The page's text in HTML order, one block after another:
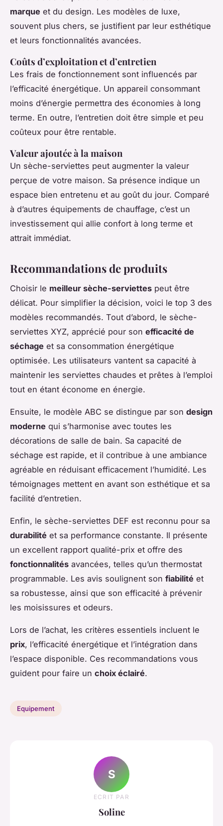
marque et du design. Les modèles de luxe,
souvent plus chers, se justifient par leur esthétique
et leurs fonctionnalités avancées.
Coûts d’exploitation et d’entretien
Les frais de fonctionnement sont influencés par
l’efficacité énergétique. Un appareil consommant
moins d’énergie permettra des économies à long
terme. En outre, l’entretien doit être simple et peu
coûteux pour être rentable.
Valeur ajoutée à la maison
Un sèche-serviettes peut augmenter la valeur
perçue de votre maison. Sa présence indique un
espace bien entretenu et au goût du jour. Comparé
à d’autres équipements de chauffage, c’est un
investissement qui allie confort à long terme et
attrait immédiat.
Recommandations de produits
Choisir le meilleur sèche-serviettes peut être
délicat. Pour simplifier la décision, voici le top 3 des
modèles recommandés. Tout d’abord, le sèche-
serviettes XYZ, apprécié pour son efficacité de
séchage et sa consommation énergétique
optimisée. Les utilisateurs vantent sa capacité à
maintenir les serviettes chaudes et prêtes à l’emploi
tout en étant économe en énergie.
Ensuite, le modèle ABC se distingue par son design
moderne qui s’harmonise avec toutes les
décorations de salle de bain. Sa capacité de
séchage est rapide, et il contribue à une ambiance
agréable en réduisant efficacement l’humidité. Les
témoignages mettent en avant son esthétique et sa
facilité d’entretien.
Enfin, le sèche-serviettes DEF est reconnu pour sa
durabilité et sa performance constante. Il présente
un excellent rapport qualité-prix et offre des
fonctionnalités avancées, telles qu’un thermostat
programmable. Les avis soulignent son fiabilité et
sa robustesse, ainsi que son efficacité à prévenir
les moisissures et odeurs.
Lors de l’achat, les critères essentiels incluent le
prix, l’efficacité énergétique et l’intégration dans
l’espace disponible. Ces recommandations vous
guident pour faire un choix éclairé.
Equipement
S
ECRIT PAR
Soline